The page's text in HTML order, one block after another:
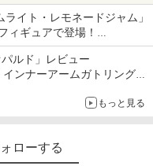
イト・レモネードジャム」
ィギュアで登場！
ーツが付属
ルド」レビュー
ンナーアームガトリングの
もっと見る
ローする